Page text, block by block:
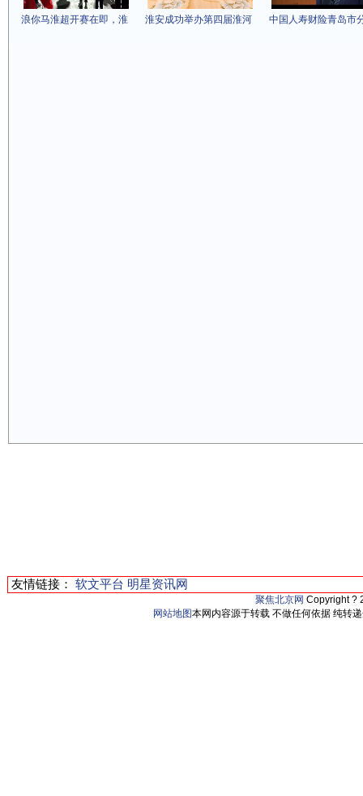
浪你马淮超开赛在即，淮 淮安成功举办第四届淮河 中国人寿财险青岛市
友情链接： 软文平台 明星资讯网
聚焦北京网 Copyright ?
网站地图本网内容源于转载 不做任何依据 纯转